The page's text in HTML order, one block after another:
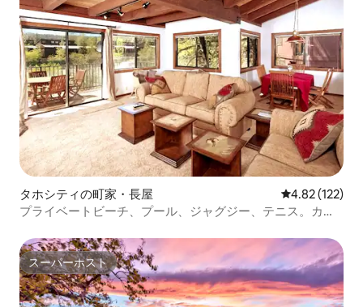
タホシティの町家・長屋 レビュー122
4.82 (122)
プライベートビーチ、プール、ジャグジー、テニス。カヤ
スーパーホスト
スーパーホスト